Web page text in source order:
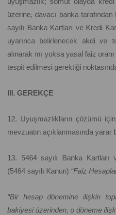
üzerine, davacı banka
sayılı Banka Kartları ve Kredi
uyarınca belirlenecek akdi ve
alınarak mı yoksa yasal faiz
tespit edilmesi gerektiği
III. GEREKÇE
12. Uyuşmazlıkların çözümü
mevzuatın açıklanmasında yarar
13. 5464 sayılı Banka Kartları
(5464 sayılı Kanun) “Faiz
“Bir hesap dönemine ilişkin
bakiyesi üzerinden, o döneme